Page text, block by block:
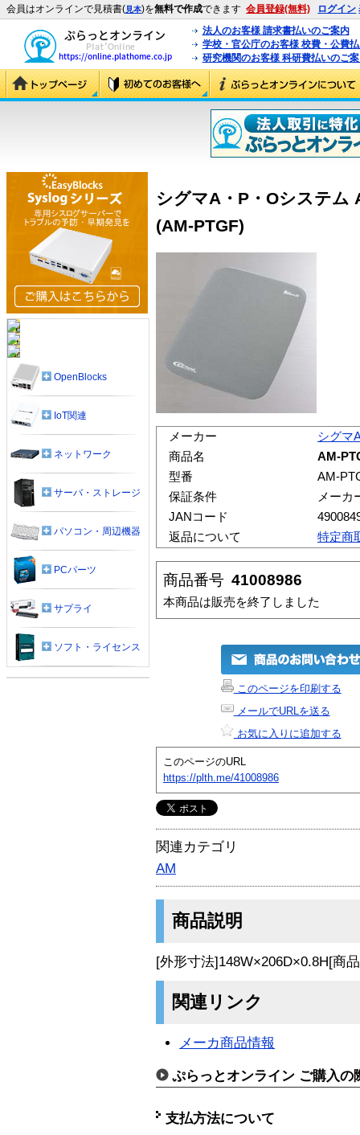
会員はオンラインで見積書(見本)を無料で作成できます 会員登録(無料) ログイン
法人のお客様 請求書払いのご案内
学校・官公庁のお客様 校費・公費
研究機関のお客様 科研費払いのご
シグマA・P・Oシステム
(AM-PTGF)
メーカー
シグマ
商品名
AM-
型番
AM-
保証条件
メーカ
JANコード
返品について
特定商
商品番号 41008986
本商品は販売を終了しました
このページを印刷する
メールでURLを送る
お気に入りに追加する
このページのURL
https://plth.me/41008986
関連カテゴリ
AM
商品説明
[外形寸法]148W×206D×0.8H[商
関連リンク
メーカ商品情報
ぷらっとオンライン ご購入の
支払方法について
OpenBlocks
IoT関連
ネットワーク
サーバ・ストレージ
パソコン・周辺機器
PCパーツ
サプライ
ソフト・ライセンス